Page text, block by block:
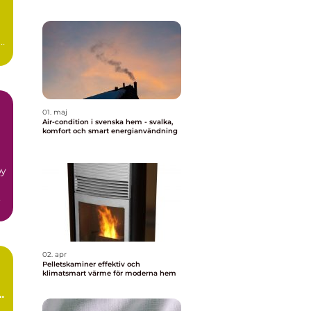
01. maj
Air-condition i svenska hem - svalka,
komfort och smart energianvändning
02. apr
Pelletskaminer effektiv och
klimatsmart värme för moderna hem